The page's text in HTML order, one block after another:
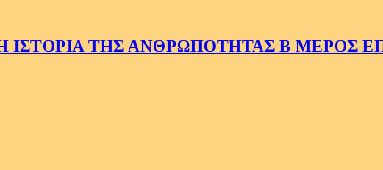
ΤΗΣ ΑΝΘΡΩΠΟΤΗΤΑΣ Β ΜΕΡΟΣ